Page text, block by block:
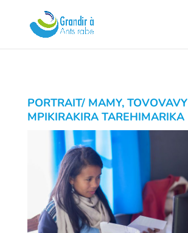
PORTRAIT/ MAMY, TOVOVAVY
MPIKIRAKIRA TAREHIMARIKA